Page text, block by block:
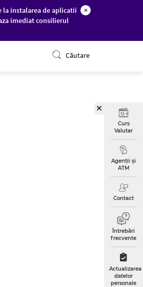
la instalarea de aplicatii
imediat consilierul
×
Căutare
Curs
Valutar
Agenții și
ATM
Contact
Întrebări
frecvente
Actualizarea
datelor
personale